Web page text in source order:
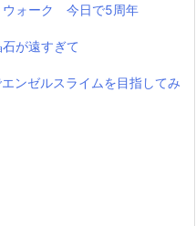
ウォーク 今日で5周年
が遠すぎて
ンゼルスライムを目指してみ